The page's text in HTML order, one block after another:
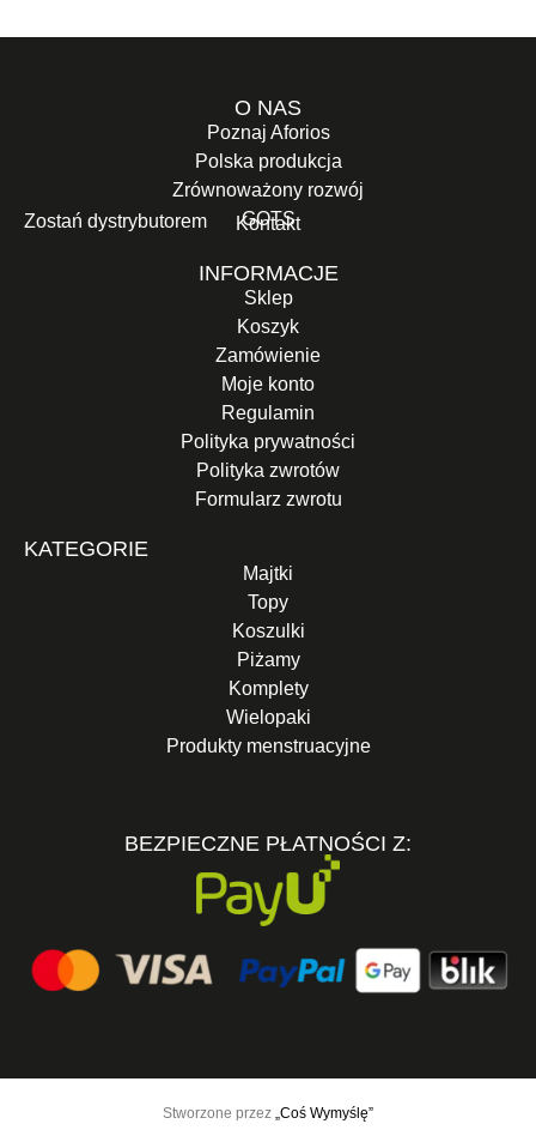
O NAS
Poznaj Aforios
Polska produkcja
Zrównoważony rozwój
GOTS
Zostań dystrybutorem Kontakt
INFORMACJE
Sklep
Koszyk
Zamówienie
Moje konto
Regulamin
Polityka prywatności
Polityka zwrotów
Formularz zwrotu
KATEGORIE
Majtki
Topy
Koszulki
Piżamy
Komplety
Wielopaki
Produkty menstruacyjne
BEZPIECZNE PŁATNOŚCI Z:
Stworzone przez „Coś Wymyślę”